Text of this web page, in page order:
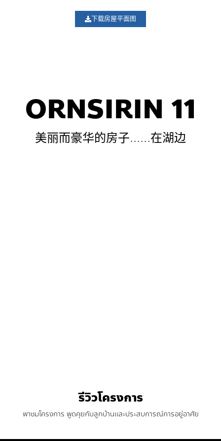
下载房屋平面图
ORNSIRIN 11
美丽而豪华的房子......在湖边
รีวิวโครงการ
พาชมโครงการ พูดคุยกับลูกบ้านและประสบการณ์การอยู่อาศัย